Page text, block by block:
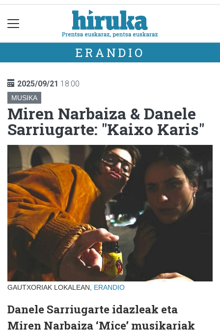
ERANDIO
2025/09/21 18:00
MUSIKA
Miren Narbaiza & Danele
Sarriugarte: "Kaixo Karis"
GAUTXORIAK LOKALEAN, ERANDIO
Danele Sarriugarte idazleak eta
Miren Narbaiza ‘Mice’ musikariak